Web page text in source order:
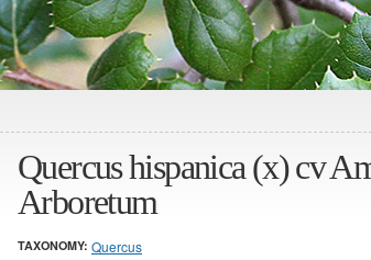
Quercus hispanica (x) cv
Arboretum
TAXONOMY: Quercus